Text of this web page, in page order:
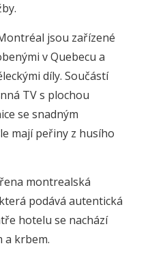
jsou zařízené
v Quebecu a
díly. Součástí
TV s plochou
se snadným
mají peřiny z husího
montrealská
podává autentická
hotelu se nachází
a krbem.